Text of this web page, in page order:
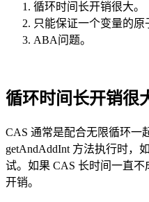
循环时间长开销很大。
只能保证一个变量的原
ABA问题。
循环时间长开销很
CAS 通常是配合无限循环一
getAndAddInt 方法执行时，
试。如果 CAS 长时间一直
开销。